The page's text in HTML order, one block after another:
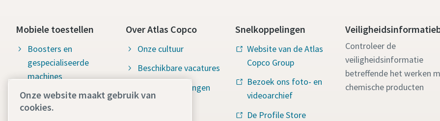
Mobiele toestellen
Boosters en
gespecialiseerde
machines
Handgereedschap
Over Atlas Copco
Onze cultuur
Beschikbare vacatures
Groene oplossingen
Snelkoppelingen
Website van de Atlas
Copco Group
Bezoek ons foto- en
videoarchief
De Profile Store
Controleer de
veiligheidsinformatie
betreffende het werken
chemische producten
Onze website maakt gebruik van
cookies.